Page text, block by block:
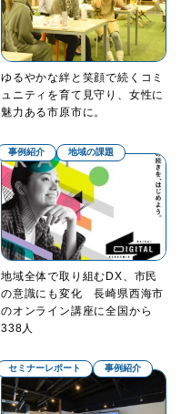
ゆるやかな絆と笑顔で続くコミ
ュニティを育て見守り、女性に
魅力ある市原市に。
事例紹介 地域の課題
地域全体で取り組むDX、市民
の意識にも変化 長崎県西海市
のオンライン講座に全国から
338人
セミナーレポート 事例紹介